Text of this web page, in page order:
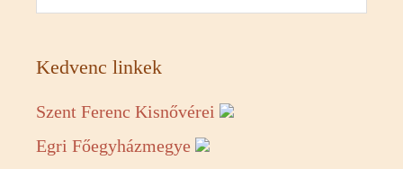
Kedvenc linkek
Szent Ferenc Kisnővérei
Egri Főegyházmegye